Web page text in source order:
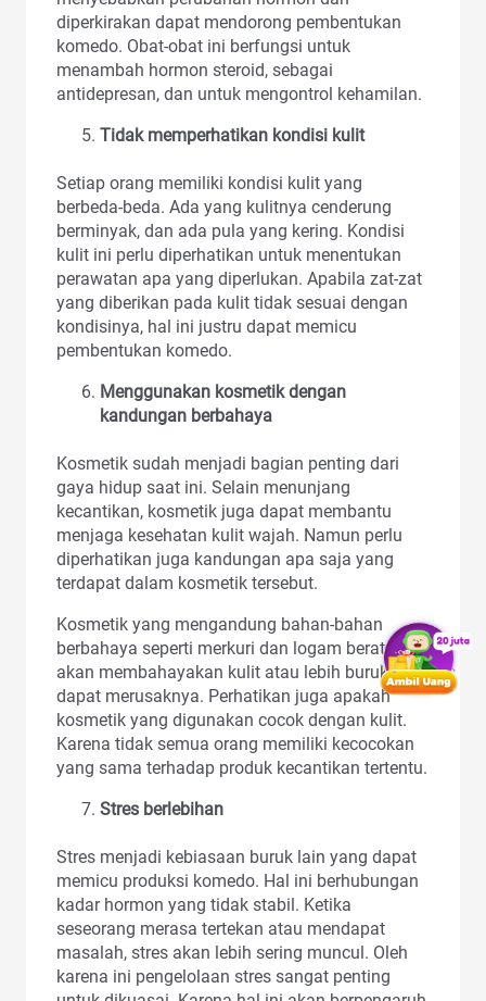
diperkirakan dapat mendorong pembentukan
komedo. Obat-obat ini berfungsi untuk
menambah hormon steroid, sebagai
antidepresan, dan untuk mengontrol kehamilan.
Tidak memperhatikan kondisi kulit
Setiap orang memiliki kondisi kulit yang
berbeda-beda. Ada yang kulitnya cenderung
berminyak, dan ada pula yang kering. Kondisi
kulit ini perlu diperhatikan untuk menentukan
perawatan apa yang diperlukan. Apabila zat-zat
yang diberikan pada kulit tidak sesuai dengan
kondisinya, hal ini justru dapat memicu
pembentukan komedo.
Menggunakan kosmetik dengan
kandungan berbahaya
Kosmetik sudah menjadi bagian penting dari
gaya hidup saat ini. Selain menunjang
kecantikan, kosmetik juga dapat membantu
menjaga kesehatan kulit wajah. Namun perlu
diperhatikan juga kandungan apa saja yang
terdapat dalam kosmetik tersebut.
Kosmetik yang mengandung bahan-bahan
berbahaya seperti merkuri dan logam berat lain
akan membahayakan kulit atau lebih buruk
dapat merusaknya. Perhatikan juga apakah
kosmetik yang digunakan cocok dengan kulit.
Karena tidak semua orang memiliki kecocokan
yang sama terhadap produk kecantikan tertentu.
Stres berlebihan
Stres menjadi kebiasaan buruk lain yang dapat
memicu produksi komedo. Hal ini berhubungan
kadar hormon yang tidak stabil. Ketika
seseorang merasa tertekan atau mendapat
masalah, stres akan lebih sering muncul. Oleh
karena ini pengelolaan stres sangat penting